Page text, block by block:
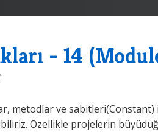
- 14
metodlar ve
Özellikle projelerin